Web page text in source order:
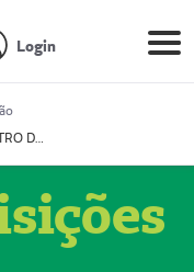
Login
Prestador CENTRO DE ONCOLOGIA